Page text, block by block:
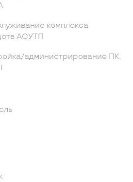
комплекса
АСУТП
администрирование ПК,